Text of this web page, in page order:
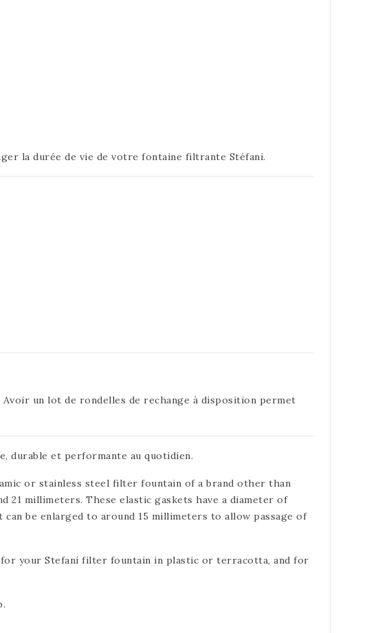
la durée de vie de votre fontaine filtrante Stéfani.
un lot de rondelles de rechange à disposition permet
durable et performante au quotidien.
or stainless steel filter fountain of a brand other than
21 millimeters. These elastic gaskets have a diameter of
be enlarged to around 15 millimeters to allow passage of
for your Stefani filter fountain in plastic or terracotta, and for